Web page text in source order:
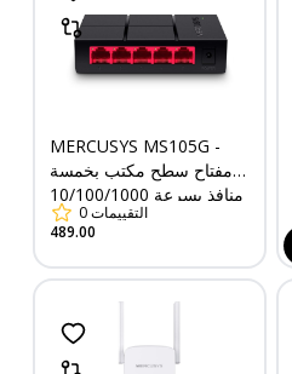
MERCUSYS MS105G -
مفتاح سطح مكتب بخمسة
منافذ بسرعة 10/100/1000
ميجابت في الثانية
0التقييمات
489.00